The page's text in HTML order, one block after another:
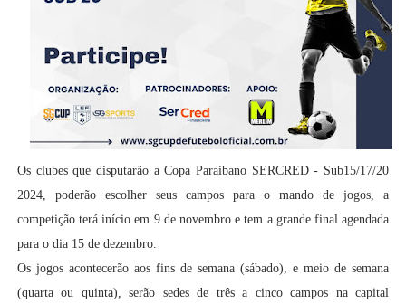
Os clubes que disputarão a Copa Paraibano SERCRED - Sub15/17/20
2024, poderão escolher seus campos para o mando de jogos, a
competição terá início em 9 de novembro e tem a grande final agendada
para o dia 15 de dezembro.
Os jogos acontecerão aos fins de semana (sábado), e meio de semana
(quarta ou quinta), serão sedes de três a cinco campos na capital